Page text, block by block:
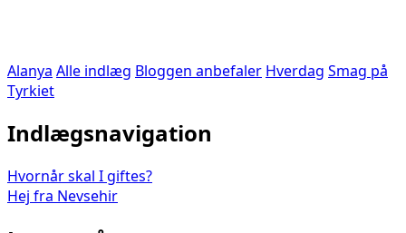
Alanya Alle indlæg Bloggen anbefaler Hverdag Smag på
Tyrkiet
Indlægsnavigation
Hvornår skal I giftes?
Hej fra Nevsehir